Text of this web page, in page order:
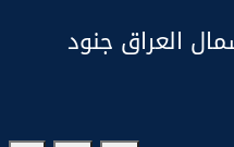
العراق جنود